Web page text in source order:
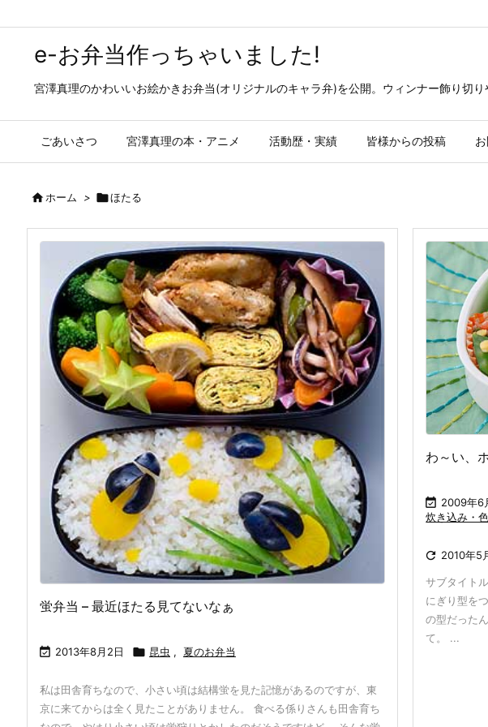
e-お弁当作っちゃいました!
宮澤真理のかわいいお絵かきお弁当(オリジナルのキャラ弁)を公開。ウィンナー飾り切
ごあいさつ 宮澤真理の本・アニメ 活動歴・実績 皆様からの投稿
ホーム > ほたる
蛍弁当 – 最近ほたる見てないなぁ
 2013年8月2日  昆虫 , 夏のお弁当
私は田舎育ちなので、小さい頃は結構蛍を見た記憶があるのですが、東
京に来てからは全く見たことがありません。 食べる係りさんも田舎育ち
わ～い、
 2009年6
炊き込み・
 2010年5
サブタイト
にぎり型を
の型だった
て。 ...